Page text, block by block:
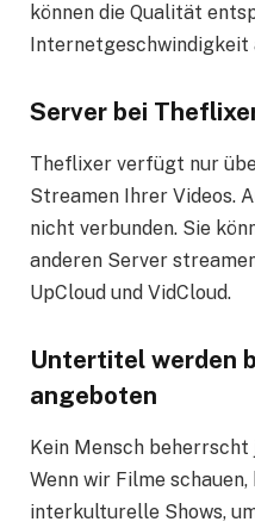
können die Qualität
Internetgeschwindigkeit
Server bei
Theflixer verfügt nur
Streamen Ihrer Videos.
nicht verbunden. Sie
anderen Server
UpCloud und VidCloud.
Untertitel werden
angeboten
Kein Mensch
Wenn wir Filme
interkulturelle Shows,